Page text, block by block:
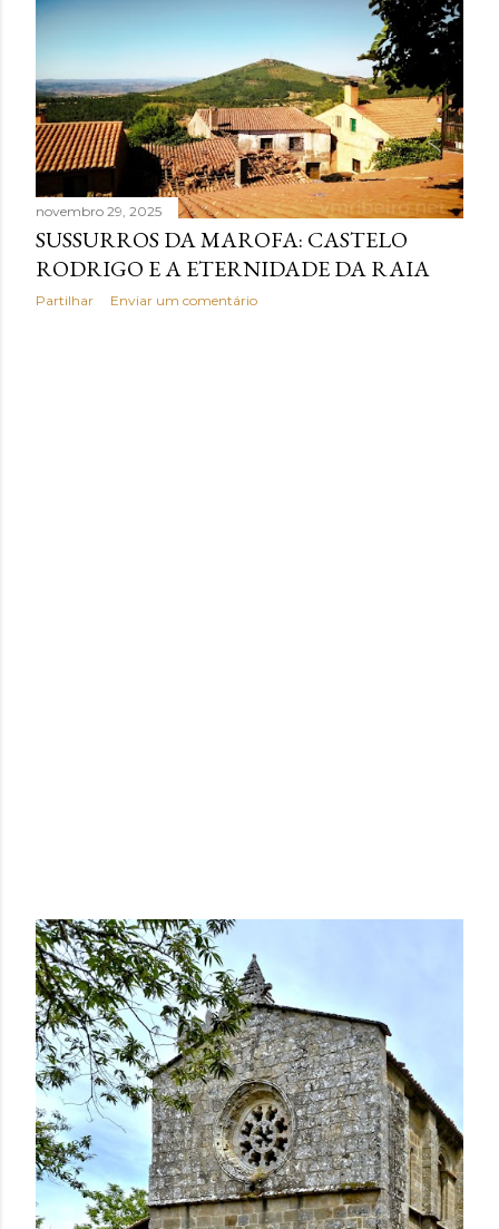
novembro 29, 2025
SUSSURROS DA MAROFA: CASTELO
RODRIGO E A ETERNIDADE DA RAIA
Partilhar Enviar um comentário